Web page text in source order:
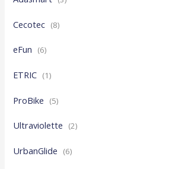
Cecotec (8)
eFun (6)
ETRIC (1)
ProBike (5)
Ultraviolette (2)
UrbanGlide (6)